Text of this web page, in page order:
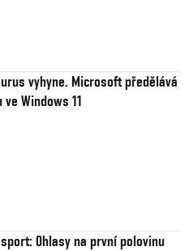
vyhyne. Microsoft předělává
Windows 11
Ohlasy na první polovinu